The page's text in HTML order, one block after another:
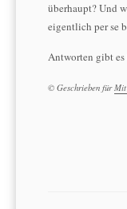
überhaupt? Und
eigentlich per se
Antworten gibt
© Geschrieben fürMit